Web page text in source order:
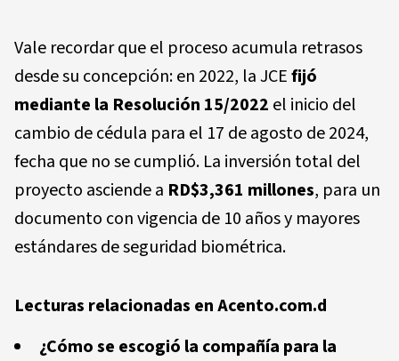
Vale recordar que el proceso acumula retrasos
desde su concepción: en 2022, la JCEfijó
mediante la Resolución 15/2022 el inicio del
cambio de cédula para el 17 de agosto de 2024,
fecha que no se cumplió. La inversión total del
proyecto asciende a RD$3,361 millones, para un
documento con vigencia de 10 años y mayores
estándares de seguridad biométrica.
Lecturas relacionadas en Acento.com.d
¿Cómo se escogió la compañía para la